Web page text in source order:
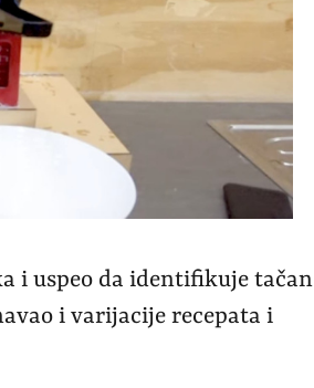
i uspeo da identifikuje tačan
i varijacije recepata i